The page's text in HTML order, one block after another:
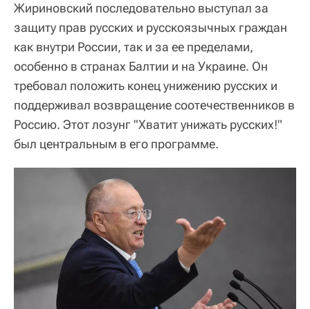
Жириновский последовательно выступал за
защиту прав русских и русскоязычных граждан
как внутри России, так и за ее пределами,
особенно в странах Балтии и на Украине. Он
требовал положить конец унижению русских и
поддерживал возвращение соотечественников в
Россию. Этот лозунг "Хватит унижать русских!"
был центральным в его программе.